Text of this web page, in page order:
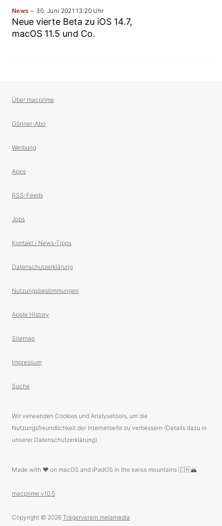
News 30. Juni 2021 13:20 Uhr
Neue vierte Beta zu iOS 14.7,
macOS 11.5 und Co.
Über macprime
Gönner-Abo
Werbung
Apps
RSS-Feeds
Jobs
Kontakt / News-Tipps
Datenschutzerklärung
Nutzungsbestimmungen
Apple History
Sitemap
Impressum
Suche
Wir verwenden Cookies und Analysetools, um die
Nutzungsfreundlichkeit der Internetseite zu verbessern (Details dazu in
unserer Datenschutzerklärung).
Made with ❤️ on macOS and iPadOS in the swiss mountains 🇨🇭🏔
macprime v10.5
Copyright © 2026 Trägerverein melamedia